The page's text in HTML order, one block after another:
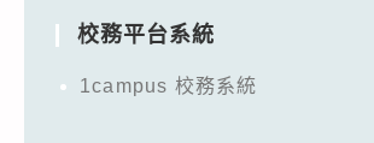
校務平台系統
1campus 校務系統